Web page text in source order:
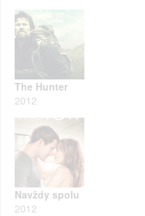
The Hunter
2012
Navždy spolu
2012